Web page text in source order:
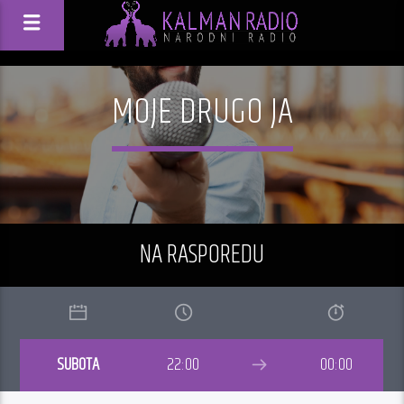
MOJE DRUGO JA
NA RASPOREDU
SUBOTA 22:00 00:00